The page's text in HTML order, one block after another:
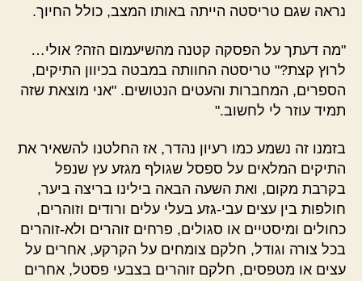
נראה שגם טריסטה הייתה באותו המצב, כולל החיוך.
"מה דעתך על הפסקה קטנה מהשיעמום הזה? אולי…
לרוץ קצת?" טריסטה החוותה במבטה בכיוון התיקים,
הספרים, המחברות והעטים הנטושים. "אני מוצאת שזה
תמיד עוזר לי לחשוב."
בזמנו זה נשמע כמו רעיון נהדר, אז החלטנו להשאיר את
התיקים המלאים על ספסל שגולף מגזע עץ שנפל
בקרבת מקום, ואת השעה הבאה בילינו בריצה ביער,
חולפות בין עצים עבי-גזע בעלי עלים ורודים וזוהרים,
כחולים ומיסטיים או סגולים, פרחים זוהרים ולא-זוהרים
בכל צורה וגודל, חלקם צומחים על הקרקע, אחרים על
עצים או מטפסים, חלקם זוהרים בצבעי פסטל, אחרים